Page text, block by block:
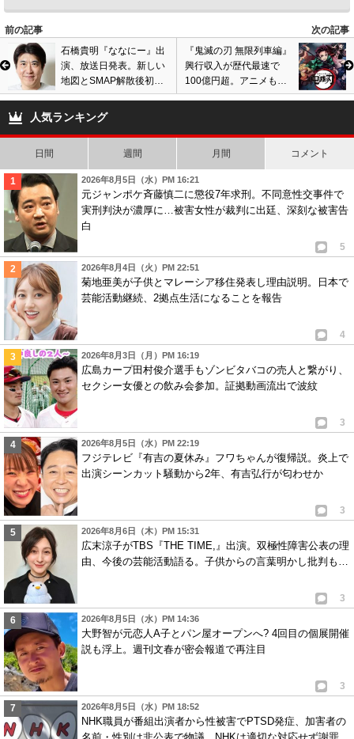
前の記事
次の記事
石橋貴明『ななにー』出
演、放送日発表。新しい
地図とSMAP解散後初の
共演。スマスマ以来10年
ぶり、生放送で歌唱も。
『鬼滅の刃 無限列車編』
興行収入が歴代最速で
100億円超。アニメも好
視聴率、千と千尋の神隠
人気ランキング
日間 週間 月間 コメント
2026年8月5日（水）PM 16:21
元ジャンポケ斉藤慎二に懲役7年求刑。不同意性交事件で
実刑判決が濃厚に…被害女性が裁判に出廷、深刻な被害告
白
5
2026年8月4日（火）PM 22:51
菊地亜美が子供とマレーシア移住発表し理由説明。日本で
芸能活動継続、2拠点生活になることを報告
4
2026年8月3日（月）PM 16:19
広島カープ田村俊介選手もゾンビタバコの売人と繋がり、
セクシー女優との飲み会参加。証拠動画流出で波紋
3
2026年8月5日（水）PM 22:19
フジテレビ『有吉の夏休み』フワちゃんが復帰説。炎上で
出演シーンカット騒動から2年、有吉弘行が匂わせか
3
2026年8月6日（木）PM 15:31
広末涼子がTBS『THE TIME,』出演。双極性障害公表の理
由、今後の芸能活動語る。子供からの言葉明かし批判も…
3
2026年8月5日（水）PM 14:36
大野智が元恋人A子とパン屋オープンへ? 4回目の個展開催
説も浮上。週刊文春が密会報道で再注目
3
2026年8月5日（水）PM 18:52
NHK職員が番組出演者から性被害でPTSD発症、加害者の